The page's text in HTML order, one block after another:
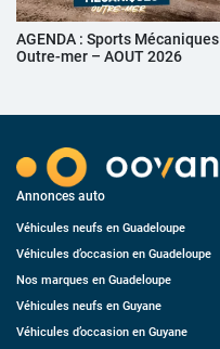
AGENDA : Sports Mécaniques
Outre-mer – AOUT 2026
Annonces auto
Véhicules neufs en Guadeloupe
Véhicules d’occasion en Guadeloupe
Nos marques en Guadeloupe
Véhicules neufs en Guyane
Véhicules d’occasion en Guyane